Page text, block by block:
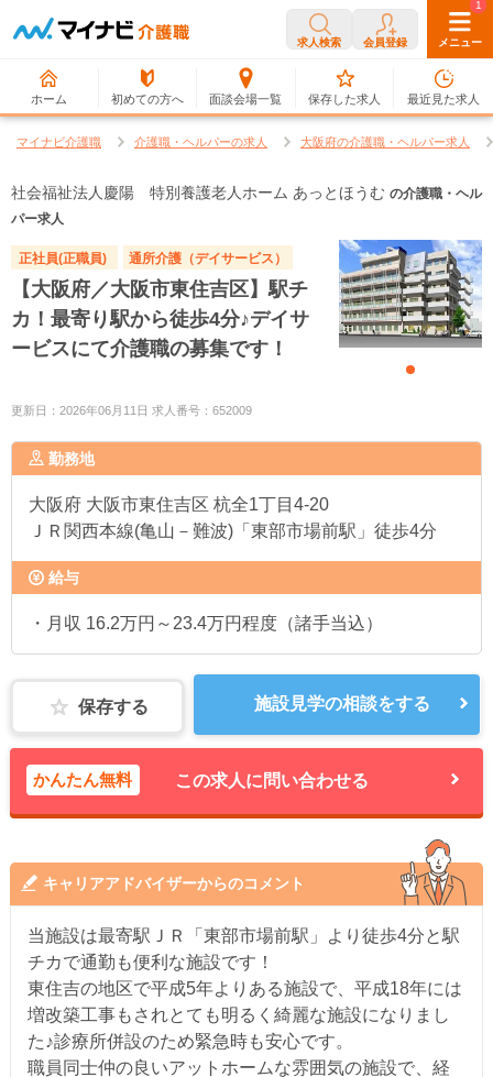
求人検索 会員登録 メニュー
ホーム 初めての方へ 面談会場一覧
0
保存した求人
1
最近見た求人
マイナビ介護職 介護職・ヘルパーの求人 大阪府の介護職・ヘルパー求人
社会福祉法人慶陽 特別養護老人ホーム あっとほうむ の介護職・ヘル
パー求人
正社員(正職員) 通所介護（デイサービス）
【大阪府／大阪市東住吉区】駅チ
カ！最寄り駅から徒歩4分♪デイサ
ービスにて介護職の募集です！
更新日：2026年06月11日 求人番号：652009
勤務地
大阪府 大阪市東住吉区 杭全1丁目4-20
ＪＲ関西本線(亀山－難波)「東部市場前駅」徒歩4分
給与
・月収 16.2万円～23.4万円程度（諸手当込）
保存する 施設見学の相談をする
かんたん無料 この求人に問い合わせる
キャリアアドバイザーからのコメント
当施設は最寄駅ＪＲ「東部市場前駅」より徒歩4分と駅
チカで通勤も便利な施設です！
東住吉の地区で平成5年よりある施設で、平成18年には
増改築工事もされとても明るく綺麗な施設になりまし
た♪診療所併設のため緊急時も安心です。
職員同士仲の良いアットホームな雰囲気の施設で、経